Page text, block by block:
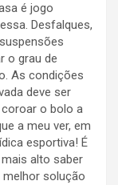
é jogo
Desfalques,
o grau de
As condições
deve ser
o bolo a
a meu ver, em
esportiva! É
alto saber
solução